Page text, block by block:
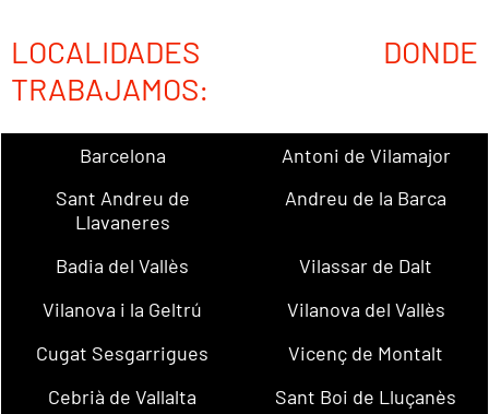
LOCALIDADES DONDE
TRABAJAMOS:
Barcelona
Antoni de Vilamajor
Sant Andreu de
Llavaneres
Andreu de la Barca
Badia del Vallès
Vilassar de Dalt
Vilanova i la Geltrú
Vilanova del Vallès
Cugat Sesgarrigues
Vicenç de Montalt
Cebrià de Vallalta
Sant Boi de Lluçanès